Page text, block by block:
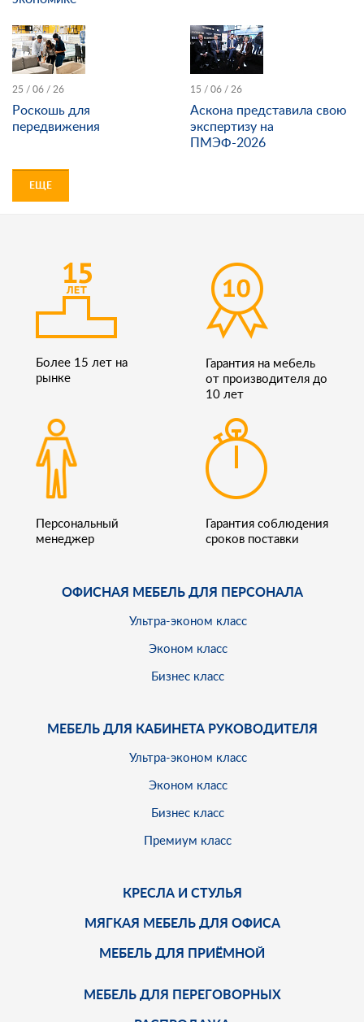
25 / 06 / 26
Роскошь для
передвижения
15 / 06 / 26
Аскона представила свою
экспертизу на
ПМЭФ-2026
ЕЩЕ
Более 15 лет на
рынке
Гарантия на мебель
от производителя до
10 лет
Персональный
менеджер
Гарантия соблюдения
сроков поставки
ОФИСНАЯ МЕБЕЛЬ ДЛЯ ПЕРСОНАЛА
Ультра-эконом класс
Эконом класс
Бизнес класс
МЕБЕЛЬ ДЛЯ КАБИНЕТА РУКОВОДИТЕЛЯ
Ультра-эконом класс
Эконом класс
Бизнес класс
Премиум класс
КРЕСЛА И СТУЛЬЯ
МЯГКАЯ МЕБЕЛЬ ДЛЯ ОФИСА
МЕБЕЛЬ ДЛЯ ПРИЁМНОЙ
МЕБЕЛЬ ДЛЯ ПЕРЕГОВОРНЫХ